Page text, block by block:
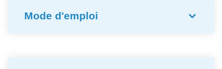
Mode d'emploi